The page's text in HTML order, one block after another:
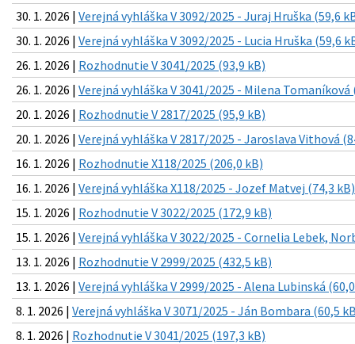
30. 1. 2026 | Verejná vyhláška V 3092/2025 - Juraj Hruška (59,6
30. 1. 2026 | Verejná vyhláška V 3092/2025 - Lucia Hruška (59,6
26. 1. 2026 | Rozhodnutie V 3041/2025 (93,9 kB)
26. 1. 2026 | Verejná vyhláška V 3041/2025 - Milena Tomaníková
20. 1. 2026 | Rozhodnutie V 2817/2025 (95,9 kB)
20. 1. 2026 | Verejná vyhláška V 2817/2025 - Jaroslava Vithová
16. 1. 2026 | Rozhodnutie X118/2025 (206,0 kB)
16. 1. 2026 | Verejná vyhláška X118/2025 - Jozef Matvej (74,3 kB)
15. 1. 2026 | Rozhodnutie V 3022/2025 (172,9 kB)
15. 1. 2026 | Verejná vyhláška V 3022/2025 - Cornelia Lebek,
13. 1. 2026 | Rozhodnutie V 2999/2025 (432,5 kB)
13. 1. 2026 | Verejná vyhláška V 2999/2025 - Alena Lubinská
8. 1. 2026 | Verejná vyhláška V 3071/2025 - Ján Bombara (60,5
8. 1. 2026 | Rozhodnutie V 3041/2025 (197,3 kB)